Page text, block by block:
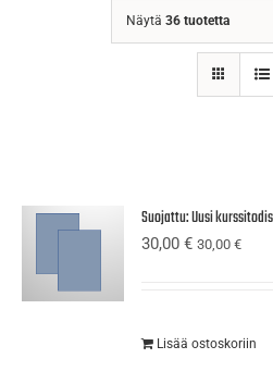
Näytä 36 tuotetta
Suojattu: Uusi
30,00€ 30,00€
Lisää ostoskoriin